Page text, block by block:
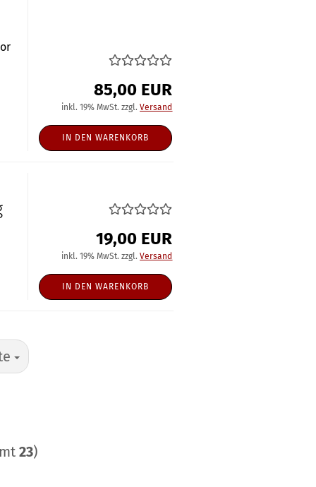
85,00 EUR
inkl. 19% MwSt. zzgl.Versand
IN DEN WARENKORB
19,00 EUR
inkl. 19% MwSt. zzgl.Versand
IN DEN WARENKORB
23)